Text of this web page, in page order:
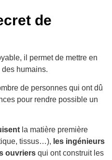
de
il permet de mettre en
humains.
de personnes qui ont dû
pour rendre possible un
la matière première
tissus…), les ingénieurs
ouvriers qui ont construit les